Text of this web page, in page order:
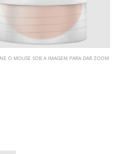
O MOUSE SOB A IMAGEM PARA DAR ZOOM